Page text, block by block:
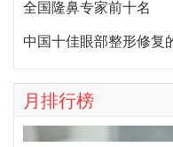
国内十大三级甲等公